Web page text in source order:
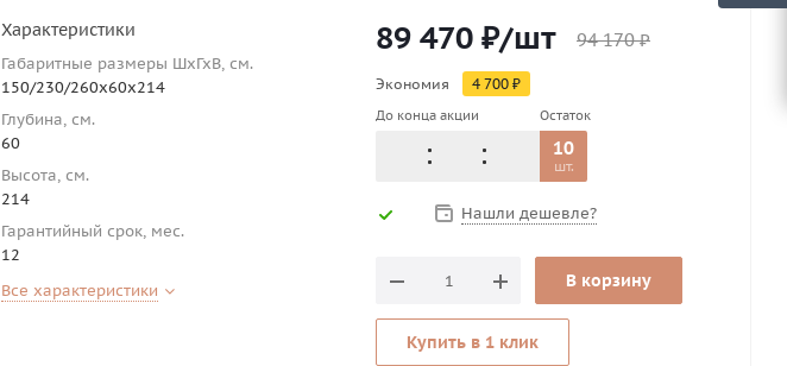
Характеристики
Габаритные размеры ШхГхВ, см.
150/230/260х60х214
Глубина, см.
60
Высота, см.
214
Гарантийный срок, мес.
12
Все характеристики
89 470 ₽/шт 94 170₽
Экономия 4 700 ₽
До конца акции Остаток
10
шт.
Нашли дешевле?
В корзину
Купить в 1 клик